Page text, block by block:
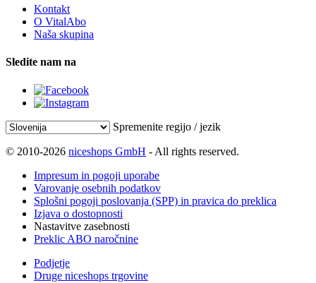
Kontakt
O VitalAbo
Naša skupina
Sledite nam na
Spremenite regijo / jezik
© 2010-2026 niceshops GmbH - All rights reserved.
Impresum in pogoji uporabe
Varovanje osebnih podatkov
Splošni pogoji poslovanja (SPP) in pravica do preklica
Izjava o dostopnosti
Nastavitve zasebnosti
Preklic ABO naročnine
Podjetje
Druge niceshops trgovine